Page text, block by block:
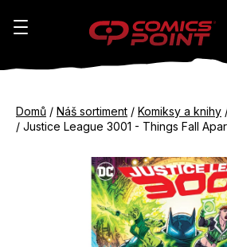
Domů / Náš sortiment / Komiksy a knihy
/ Justice League 3001 - Things Fall
K
do
do